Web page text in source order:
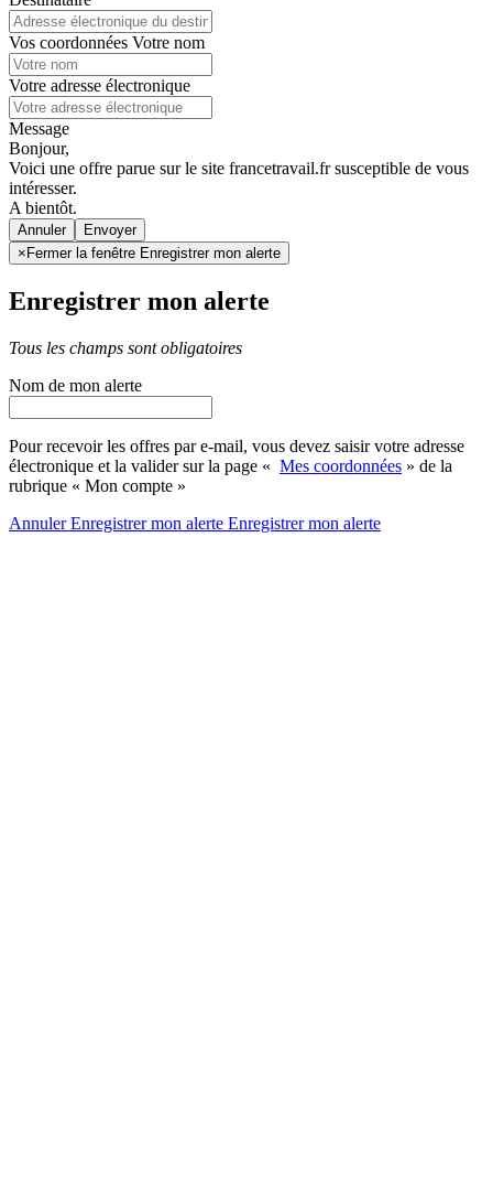
Vos coordonnées Votre nom
Votre adresse électronique
Message
Bonjour,
Voici une offre parue sur le site francetravail.fr susceptible de vous
intéresser.
A bientôt.
Annuler
×Fermer la fenêtre Enregistrer mon alerte
Enregistrer mon alerte
Tous les champs sont obligatoires
Nom de mon alerte
Pour recevoir les offres par e-mail, vous devez saisir votre adresse
électronique et la valider sur la page « Mes coordonnées » de la
rubrique « Mon compte »
AnnulerEnregistrer mon alerte Enregistrermon alerte